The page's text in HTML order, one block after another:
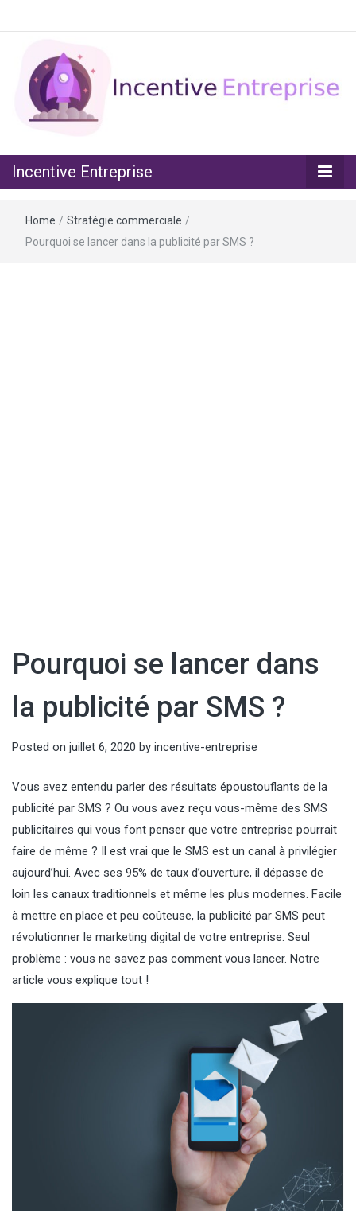
Incentive
Incentive Entreprise
Home / Stratégie commerciale /
Pourquoi se lancer dans la publicité par SMS ?
Pourquoi se lancer dans
la publicité par SMS ?
Posted on juillet 6, 2020 by incentive-entreprise
Vous avez entendu parler des résultats époustouflants de la
publicité par SMS ? Ou vous avez reçu vous-même des SMS
publicitaires qui vous font penser que votre entreprise pourrait
faire de même ? Il est vrai que le SMS est un canal à privilégier
aujourd’hui. Avec ses 95% de taux d’ouverture, il dépasse de
loin les canaux traditionnels et même les plus modernes. Facile
à mettre en place et peu coûteuse, la publicité par SMS peut
révolutionner le marketing digital de votre entreprise. Seul
problème : vous ne savez pas comment vous lancer. Notre
article vous explique tout !